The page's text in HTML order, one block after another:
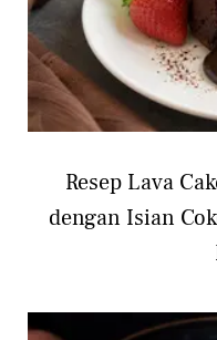
Resep Lava
dengan Isian